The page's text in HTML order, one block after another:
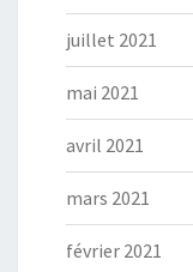
juillet 2021
mai 2021
avril 2021
mars 2021
février 2021